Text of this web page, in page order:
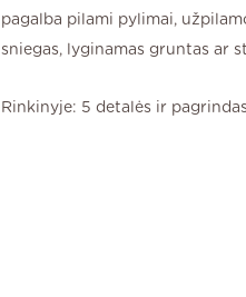
pagalba pilami pylimai,
sniegas, lyginamas gruntas ar
Rinkinyje: 5 detalės ir